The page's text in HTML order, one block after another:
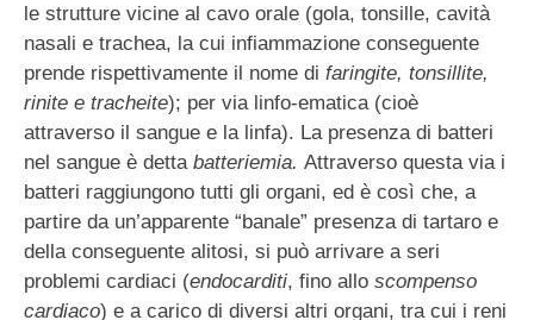
le strutture vicine al cavo orale (gola, tonsille, cavità
nasali e trachea, la cui infiammazione conseguente
prende rispettivamente il nome di faringite, tonsillite,
rinite e tracheite); per via linfo-ematica (cioè
attraverso il sangue e la linfa). La presenza di batteri
nel sangue è detta batteriemia. Attraverso questa via i
batteri raggiungono tutti gli organi, ed è così che, a
partire da un’apparente “banale” presenza di tartaro e
della conseguente alitosi, si può arrivare a seri
problemi cardiaci (endocarditi, fino allo scompenso
cardiaco) e a carico di diversi altri organi, tra cui i reni